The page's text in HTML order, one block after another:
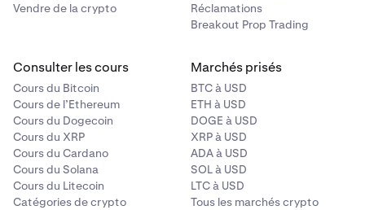
Vendre de la crypto
Réclamations
Breakout Prop Trading
Consulter les cours
Cours du Bitcoin
Cours de l’Ethereum
Cours du Dogecoin
Cours du XRP
Cours du Cardano
Cours du Solana
Cours du Litecoin
Catégories de crypto
Marchés prisés
BTC à USD
ETH à USD
DOGE à USD
XRP à USD
ADA à USD
SOL à USD
LTC à USD
Tous les marchés crypto